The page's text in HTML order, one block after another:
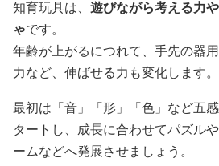
知育玩具は、 遊びながら考える力
ゃです。
年齢が上がるにつれて、手先の器
力など、伸ばせる力も変化します。
最初は「音」「形」「色」など五
タートし、成長に合わせてパズル
ームなどへ発展させましょう。